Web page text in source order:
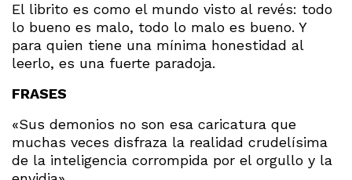
El librito es como el mundo visto al revés: todo
lo bueno es malo, todo lo malo es bueno. Y
para quien tiene una mínima honestidad al
leerlo, es una fuerte paradoja.
FRASES
«Sus demonios no son esa caricatura que
muchas veces disfraza la realidad crudelísima
de la inteligencia corrompida por el orgullo y la